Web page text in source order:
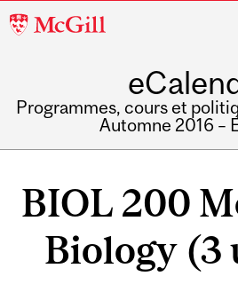
McGill
Programmes, cours et
Automne 2016 –
BIOL 200
Biology (3